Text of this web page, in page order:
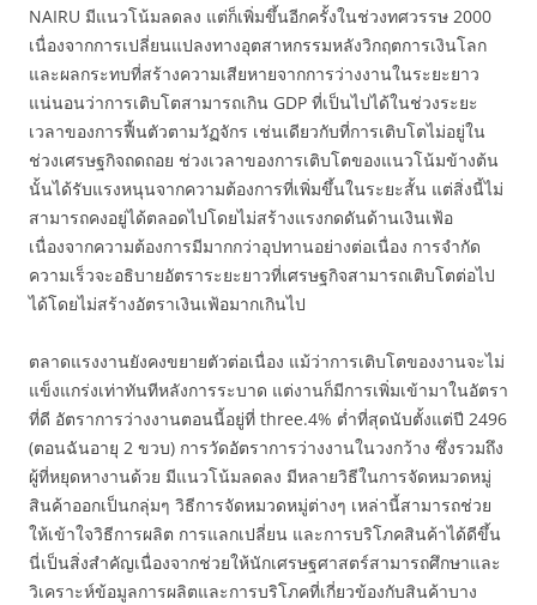
NAIRU มีแนวโน้มลดลง แต่ก็เพิ่มขึ้นอีกครั้งในช่วงทศวรรษ 2000
เนื่องจากการเปลี่ยนแปลงทางอุตสาหกรรมหลังวิกฤตการเงินโลก
และผลกระทบที่สร้างความเสียหายจากการว่างงานในระยะยาว
แน่นอนว่าการเติบโตสามารถเกิน GDP ที่เป็นไปได้ในช่วงระยะ
เวลาของการฟื้นตัวตามวัฏจักร เช่นเดียวกับที่การเติบโตไม่อยู่ใน
ช่วงเศรษฐกิจถดถอย ช่วงเวลาของการเติบโตของแนวโน้มข้างต้น
นั้นได้รับแรงหนุนจากความต้องการที่เพิ่มขึ้นในระยะสั้น แต่สิ่งนี้ไม่
สามารถคงอยู่ได้ตลอดไปโดยไม่สร้างแรงกดดันด้านเงินเฟ้อ
เนื่องจากความต้องการมีมากกว่าอุปทานอย่างต่อเนื่อง การจำกัด
ความเร็วจะอธิบายอัตราระยะยาวที่เศรษฐกิจสามารถเติบโตต่อไป
ได้โดยไม่สร้างอัตราเงินเฟ้อมากเกินไป
ตลาดแรงงานยังคงขยายตัวต่อเนื่อง แม้ว่าการเติบโตของงานจะไม่
แข็งแกร่งเท่าทันทีหลังการระบาด แต่งานก็มีการเพิ่มเข้ามาในอัตรา
ที่ดี อัตราการว่างงานตอนนี้อยู่ที่ three.4% ต่ำที่สุดนับตั้งแต่ปี 2496
(ตอนฉันอายุ 2 ขวบ) การวัดอัตราการว่างงานในวงกว้าง ซึ่งรวมถึง
ผู้ที่หยุดหางานด้วย มีแนวโน้มลดลง มีหลายวิธีในการจัดหมวดหมู่
สินค้าออกเป็นกลุ่มๆ วิธีการจัดหมวดหมู่ต่างๆ เหล่านี้สามารถช่วย
ให้เข้าใจวิธีการผลิต การแลกเปลี่ยน และการบริโภคสินค้าได้ดีขึ้น
นี่เป็นสิ่งสำคัญเนื่องจากช่วยให้นักเศรษฐศาสตร์สามารถศึกษาและ
วิเคราะห์ข้อมูลการผลิตและการบริโภคที่เกี่ยวข้องกับสินค้าบาง